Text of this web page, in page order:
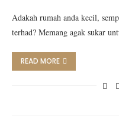
Adakah rumah anda kecil,
terhad? Memang agak sukar
READ MORE